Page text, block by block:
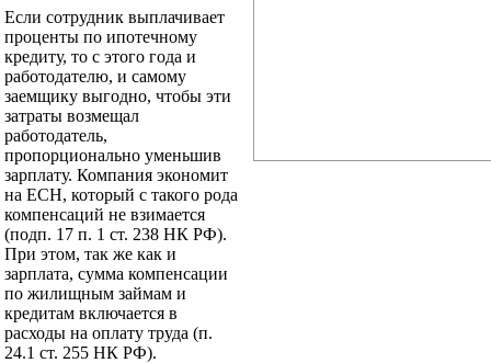
Если сотрудник выплачивает
проценты по ипотечному
кредиту, то с этого года и
работодателю, и самому
заемщику выгодно, чтобы эти
затраты возмещал
работодатель,
пропорционально уменьшив
зарплату. Компания экономит
на ЕСН, который с такого рода
компенсаций не взимается
(подп. 17 п. 1 ст. 238 НК РФ).
При этом, так же как и
зарплата, сумма компенсации
по жилищным займам и
кредитам включается в
расходы на оплату труда (п.
24.1 ст. 255 НК РФ).